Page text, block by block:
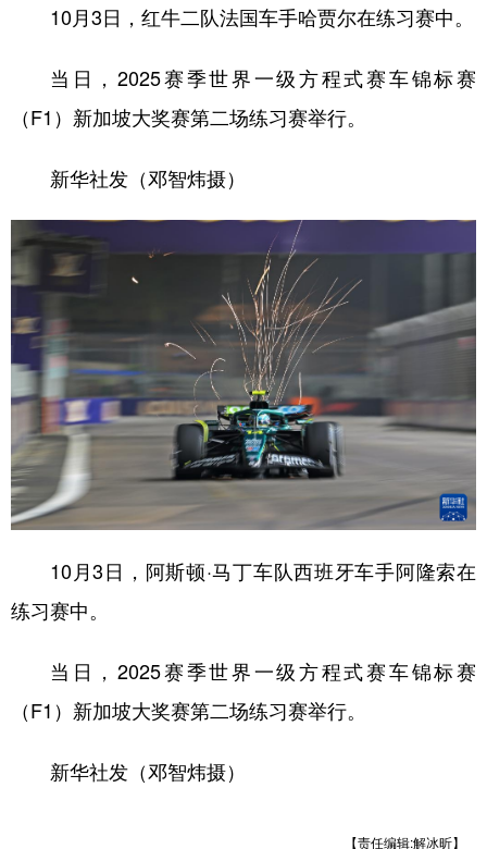
10月3日，红牛二队法国车手哈贾尔在练习赛中。
当日，2025赛季世界一级方程式赛车锦标赛
（F1）新加坡大奖赛第二场练习赛举行。
新华社发（邓智炜摄）
10月3日，阿斯顿·马丁车队西班牙车手阿隆索在
练习赛中。
当日，2025赛季世界一级方程式赛车锦标赛
（F1）新加坡大奖赛第二场练习赛举行。
新华社发（邓智炜摄）
【责任编辑:解冰昕】